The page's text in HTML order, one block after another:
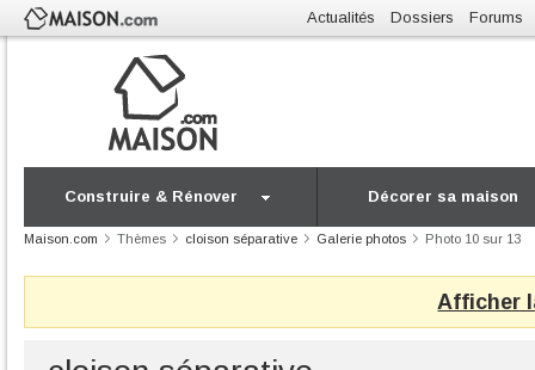
Actualités Dossiers Forums
Construire & Rénover Décorer sa maison
Maison.com Thèmes cloison séparative Galerie photos Photo 10 sur 13
Afficher